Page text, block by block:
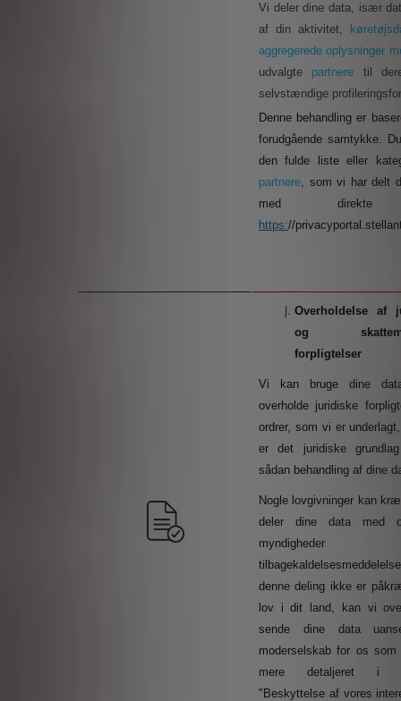
Vi deler dine data, især
af din aktivitet,
aggregerede oplysninger
udvalgte partnere til
selvstændige
Denne behandling er
forudgående samtykke.
den fulde liste eller
partnere, som vi har delt
med
https://
Overholdelse af
og
forpligtelser
Vi kan bruge dine
overholde juridiske
ordrer, som vi er
er det juridiske
sådan behandling af dine
Nogle lovgivninger kan
deler dine data med
myndigheder
denne deling ikke er
lov i dit land, kan vi
sende dine data
moderselskab for os som
mere detaljeret i
"Beskyttelse af vores